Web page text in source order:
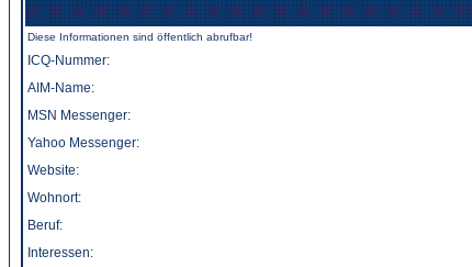
Diese Informationen sind öffentlich abrufbar!
ICQ-Nummer:
AIM-Name:
MSN Messenger:
Yahoo Messenger:
Website:
Wohnort:
Beruf:
Interessen: